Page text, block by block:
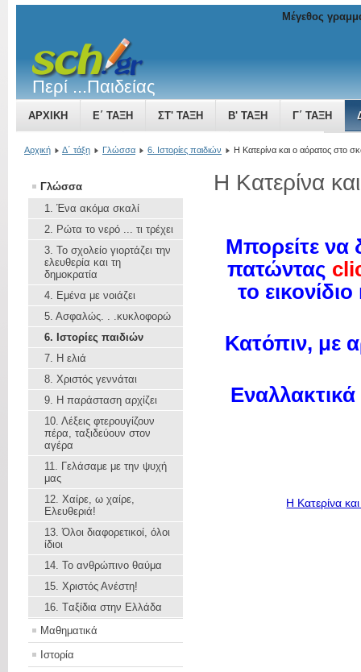
Περί ...Παιδείας
ΑΡΧΙΚΉ Ε΄ ΤΆΞΗ ΣΤ' ΤΆΞΗ Β' ΤΆΞΗ Γ΄ ΤΆΞΗ
ΤΟ ΒΥΖΑΝΤΙΝΌ ΚΡΆΤΟΣ ΜΙΑ ΔΎΝΑΜΗ ΠΟΥ ΜΕΓΑΛΏΝΕΙ
Μέγεθος
Αρχική Δ΄ τάξη Γλώσσα 6. Ιστορίες παιδιών Η Κατερίνα και ο αόρατος στο
Γλώσσα
1. Ένα ακόμα σκαλί
2. Ρώτα το νερό ... τι τρέχει
3. To σχολείο γιορτάζει την
ελευθερία και τη
δημοκρατία
4. Εμένα με νοιάζει
5. Aσφαλώς. . .κυκλοφορώ
6. Ιστορίες παιδιών
7. Η ελιά
8. Χριστός γεννάται
9. Η παράσταση αρχίζει
10. Λέξεις φτερουγίζουν
πέρα, ταξιδεύουν στον
αγέρα
11. Γελάσαμε με την ψυχή
μας
12. Χαίρε, ω χαίρε,
Ελευθεριά!
13. Όλοι διαφορετικοί, όλοι
ίδιοι
14. Το ανθρώπινο θαύμα
15. Χριστός Ανέστη!
16. Tαξίδια στην Ελλάδα
Μαθηματικά
Ιστορία
Η Κατερίνα
Μπορείτε να
πατώντας
το
Κατόπιν, με
Εναλλακτικά
Η Κατερίνα